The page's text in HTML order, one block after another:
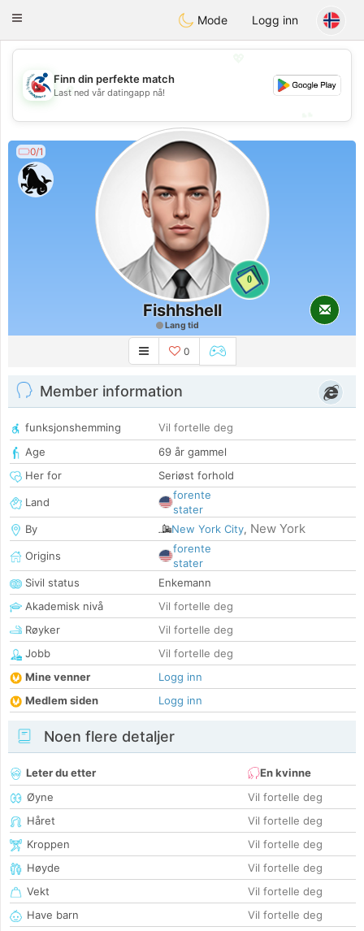
Handi Space
Toggle
Mode Logg inn
💖
💕
Finn din perfekte match
Last ned vår datingapp nå!
0/1
0
Fishhshell
Lang tid
0
Member information
funksjonshemming
Vil fortelle deg
Age
69 år gammel
Her for
Seriøst forhold
Land
forente
stater
By
New York City, New York
Origins
forente
stater
Sivil status
Enkemann
Akademisk nivå
Vil fortelle deg
Røyker
Vil fortelle deg
Jobb
Vil fortelle deg
Mine venner
Logg inn
Medlem siden
Logg inn
Noen flere detaljer
Leter du etter
En kvinne
Øyne
Vil fortelle deg
Håret
Vil fortelle deg
Kroppen
Vil fortelle deg
Høyde
Vil fortelle deg
Vekt
Vil fortelle deg
Have barn
Vil fortelle deg